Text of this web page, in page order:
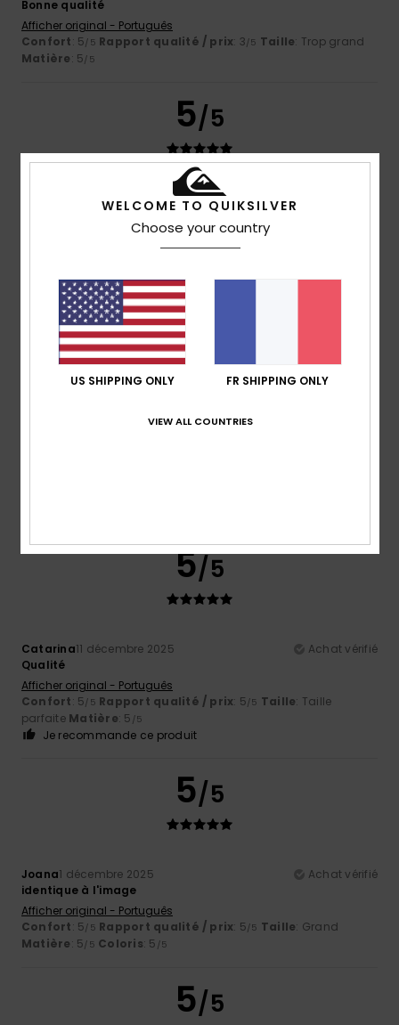
Bonne qualité
Afficher original - Português
Confort: 5/5 Rapport qualité / prix: 3/5 Taille: Trop grand
Matière: 5/5
5/5
Client anonyme vérifié 25 janvier 2026
Bonne qualité et design
Afficher original - Castellano
Rapport qualité / prix: 5
Je recommande ce produit
5
15 décembre 2025
5/5
Catarina11 décembre 2025
Achat vérifié
Qualité
Afficher original - Português
Confort: 5/5 Rapport qualité / prix: 5/5 Taille: Taille
parfaite Matière: 5 /5
Je recommande ce produit
5/5
Joana1 décembre 2025
Achat vérifié
identique à l'image
Afficher original - Português
Confort: 5/5 Rapport qualité / prix: 5/5 Taille: Grand
Matière: 5/5 Coloris: 5 /5
5/5
WELCOME TO QUIKSILVER
Choose your country
US SHIPPING ONLY FR SHIPPING ONLY
VIEW ALL COUNTRIES